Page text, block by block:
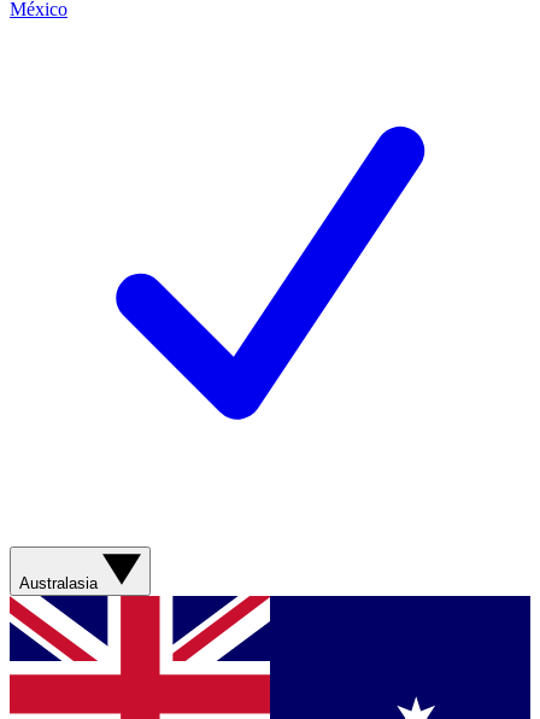
México
Australasia